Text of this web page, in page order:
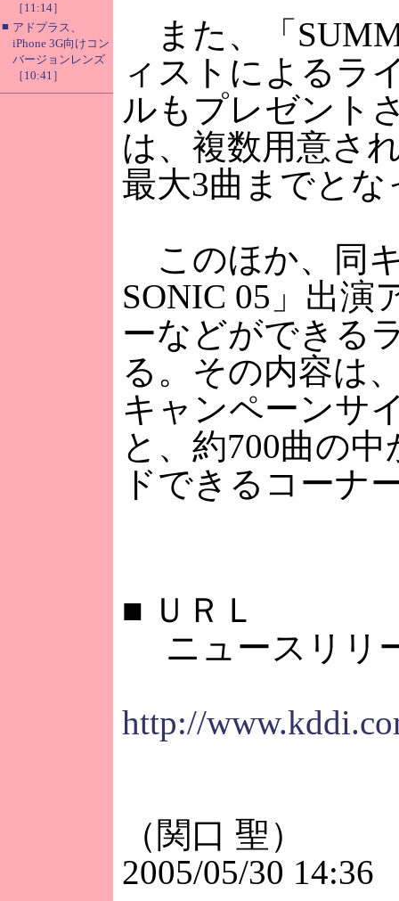
［11:14］
■ アドプラス、
iPhone 3G向けコン
バージョンレンズ
［10:41］
また、「
ィストによるラ
ルもプレゼント
は、複数用意さ
最大3曲までと
このほか、同
SONIC 05」出
ーなどができる
る。その内容は
キャンペーンサ
と、約700曲の
ドできるコーナ
■ ＵＲＬ
ニュースリリ
http://
（関口 聖）
2005/05/30 14:36